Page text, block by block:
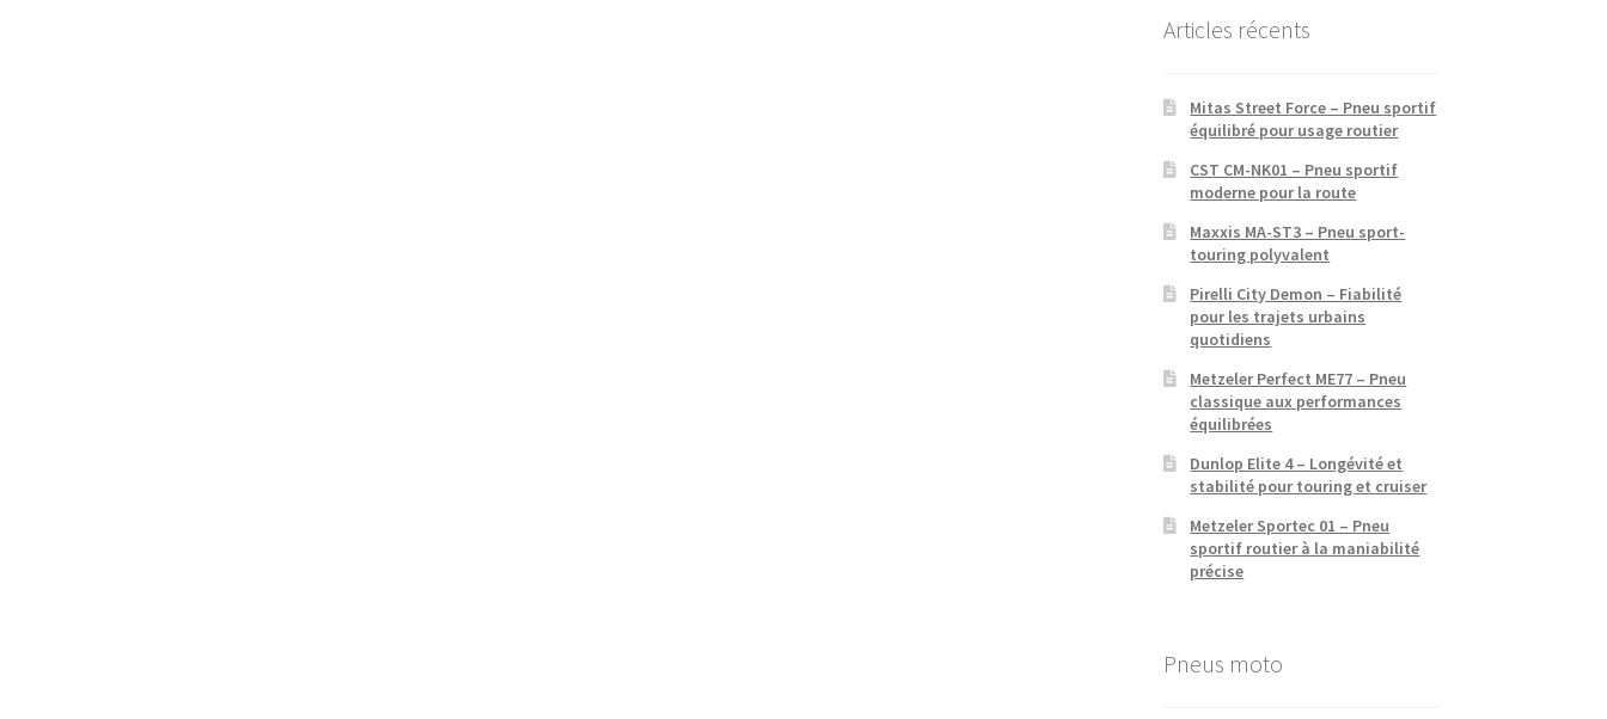
Articles récents
Mitas Street Force – Pneu sportif
équilibré pour usage routier
CST CM-NK01 – Pneu sportif
moderne pour la route
Maxxis MA-ST3 – Pneu sport-
touring polyvalent
Pirelli City Demon – Fiabilité
pour les trajets urbains
quotidiens
Metzeler Perfect ME77 – Pneu
classique aux performances
équilibrées
Dunlop Elite 4 – Longévité et
stabilité pour touring et cruiser
Metzeler Sportec 01 – Pneu
sportif routier à la maniabilité
précise
Pneus moto